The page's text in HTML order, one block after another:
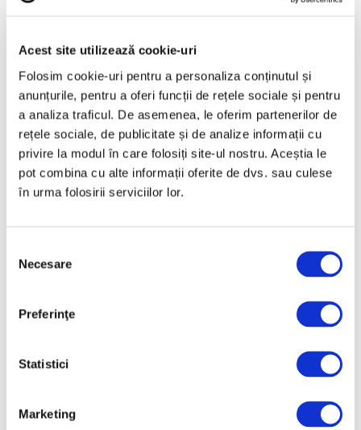
Acest site utilizează cookie-uri
Folosim cookie-uri pentru a personaliza conținutul și
anunțurile, pentru a oferi funcții de rețele sociale și pentru
a analiza traficul. De asemenea, le oferim partenerilor de
rețele sociale, de publicitate și de analize informații cu
privire la modul în care folosiți site-ul nostru. Aceștia le
pot combina cu alte informații oferite de dvs. sau culese
în urma folosirii serviciilor lor.
consimțământului
Necesare
Preferinţe
Statistici
Marketing
Reinterpretare
contemporană a operei
lui Brâncuși, în expoziție
de artă urbană la
Belgrad
7 August 2026
Galeriile Uffizi din
Florența, renovare fără
precedent